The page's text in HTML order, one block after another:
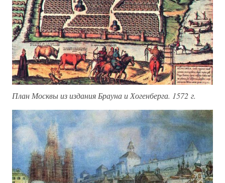
План Москвы из издания Брауна и Хогенберга. 1572 г.